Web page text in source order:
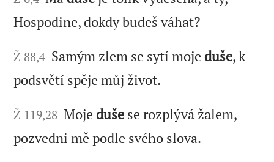
Hospodine, dokdy budeš váhat?
Ž 88,4 Samým zlem se sytí moje duše, k
podsvětí spěje můj život.
Ž 119,28 Moje duše se rozplývá žalem,
pozvedni mě podle svého slova.